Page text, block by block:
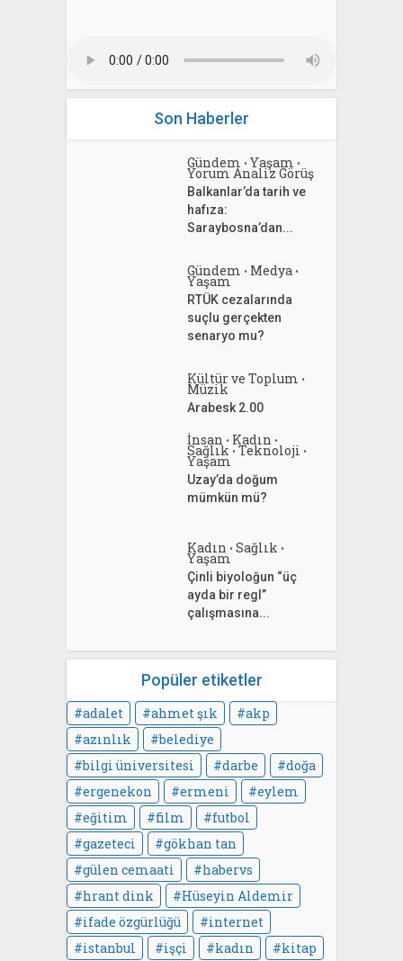
Son Haberler
Gündem • Yaşam •
Yorum Analiz Görüş
Balkanlar’da tarih ve
hafıza:
Saraybosna’dan...
Gündem • Medya •
Yaşam
RTÜK cezalarında
suçlu gerçekten
senaryo mu?
Kültür ve Toplum •
Müzik
Arabesk 2.00
İnsan • Kadın •
Sağlık • Teknoloji •
Yaşam
Uzay’da doğum
mümkün mü?
Kadın • Sağlık •
Yaşam
Çinli biyoloğun “üç
ayda bir regl”
çalışmasına...
Popüler etiketler
adalet ahmet şık
akp
azınlık
belediye
bilgi üniversitesi
darbe
doğa
ergenekon
ermeni
eylem
eğitim
film
futbol
gazeteci
gökhan tan
gülen cemaati
habervs
hrant dink
Hüseyin Aldemir
ifade özgürlüğü
internet
istanbul
işçi kadın
kitap